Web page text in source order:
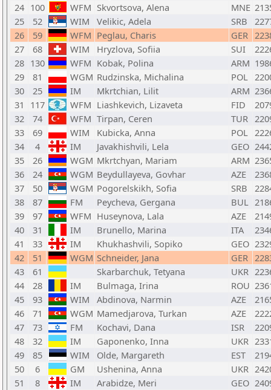
24 100 WFM Skvortsova, Alena MNE
25
52 WIM Velikic, Adela SRB
26
59 WFM Peglau, Charis GER
27
68 WIM Hryzlova, Sofiia SUI
28 130 WFM Kobak, Polina ARM
29
81 WGM Rudzinska, Michalina POL
30
25 IM Mkrtchian, Lilit ARM
31
117 WFM Liashkevich, Lizaveta FID
32
74 WFM Tirpan, Ceren TUR
33
69 WIM Kubicka, Anna POL
34
4 IM Javakhishvili, Lela GEO
35
26 WGM Mkrtchyan, Mariam ARM
36
24 WGM Beydullayeva, Govhar AZE
37
50 WGM Pogorelskikh, Sofia SRB
38
87 FM Peycheva, Gergana BUL
39
97 WFM Huseynova, Lala AZE
40
31 IM Brunello, Marina ITA
41
33 IM Khukhashvili, Sopiko GEO
42
51 WGM Schneider, Jana GER
43
61 Skarbarchuk, Tetyana UKR
44
28 IM Bulmaga, Irina ROU
45
93 WIM Abdinova, Narmin AZE
46
71 WGM Mamedjarova, Turkan AZE
47
73 FM Kochavi, Dana ISR
48
32 IM Gaponenko, Inna UKR
49
85 WIM Olde, Margareth EST
50
6 GM Ushenina, Anna UKR
51
8 IM Arabidze, Meri GEO